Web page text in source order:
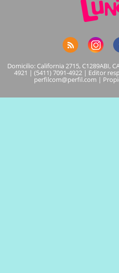
Domicilio: California 2715, C1289ABI,
4921 | (5411) 7091-4922 | Editor
perfilcom@perfil.com |